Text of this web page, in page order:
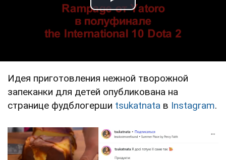
Play Video
Идея приготовления нежной творожной
запеканки для детей опубликована на
странице фудблогерши tsukatnata в Instagram.